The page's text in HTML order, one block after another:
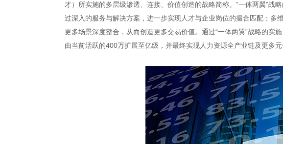
才）所实施的多层级渗透、连接、价值创造的战略简称。“一体两翼”
过深入的服务与解决方案，进一步实现人才与企业岗位的撮合匹配；
更多场景深度整合，从而创造更多交易价值。通过“一体两翼”战略的
由当前活跃的400万扩展至亿级，并最终实现人力资源全产业链及更多元